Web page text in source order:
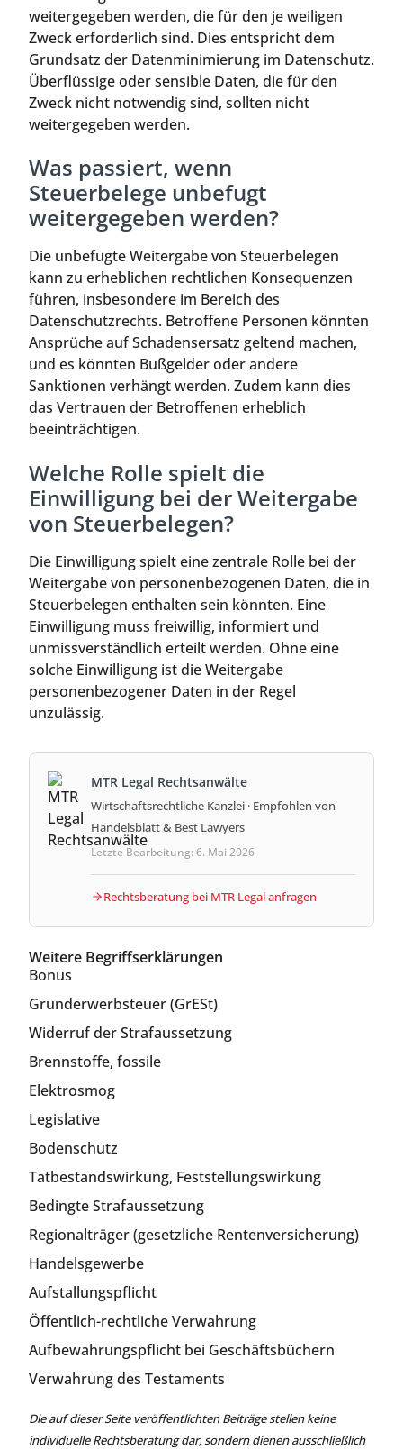
weitergegeben werden, die für den je weiligen
Zweck erforderlich sind. Dies entspricht dem
Grundsatz der Datenminimierung im Datenschutz.
Überflüssige oder sensible Daten, die für den
Zweck nicht notwendig sind, sollten nicht
weitergegeben werden.
Was passiert, wenn
Steuerbelege unbefugt
weitergegeben werden?
Die unbefugte Weitergabe von Steuerbelegen
kann zu erheblichen rechtlichen Konsequenzen
führen, insbesondere im Bereich des
Datenschutzrechts. Betroffene Personen könnten
Ansprüche auf Schadensersatz geltend machen,
und es könnten Bußgelder oder andere
Sanktionen verhängt werden. Zudem kann dies
das Vertrauen der Betroffenen erheblich
beeinträchtigen.
Welche Rolle spielt die
Einwilligung bei der Weitergabe
von Steuerbelegen?
Die Einwilligung spielt eine zentrale Rolle bei der
Weitergabe von personenbezogenen Daten, die in
Steuerbelegen enthalten sein könnten. Eine
Einwilligung muss freiwillig, informiert und
unmissverständlich erteilt werden. Ohne eine
solche Einwilligung ist die Weitergabe
personenbezogener Daten in der Regel
unzulässig.
MTR Legal Rechtsanwälte
Wirtschaftsrechtliche Kanzlei · Empfohlen von
Handelsblatt & Best Lawyers
Letzte Bearbeitung: 6. Mai 2026
Rechtsberatung bei MTR Legal anfragen
Weitere Begriffserklärungen
Bonus
Grunderwerbsteuer (GrESt)
Widerruf der Strafaussetzung
Brennstoffe, fossile
Elektrosmog
Legislative
Bodenschutz
Tatbestandswirkung, Feststellungswirkung
Bedingte Strafaussetzung
Regionalträger (gesetzliche Rentenversicherung)
Handelsgewerbe
Aufstallungspflicht
Öffentlich-rechtliche Verwahrung
Aufbewahrungspflicht bei Geschäftsbüchern
Verwahrung des Testaments
Die auf dieser Seite veröffentlichten Beiträge stellen keine
individuelle Rechtsberatung dar, sondern dienen ausschließlich